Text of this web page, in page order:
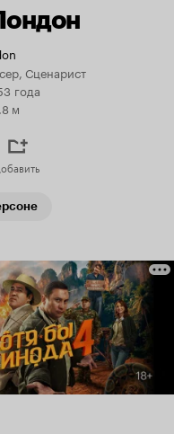
Сценарист
года
м